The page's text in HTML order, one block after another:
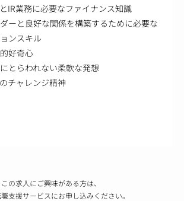
IR業務に必要なファイナンス知識
ーと良好な関係を構築するために必要な
ンスキル
好奇心
とらわれない柔軟な発想
チャレンジ精神
この求人にご興味がある方は、
支援サービスにお申し込みください。